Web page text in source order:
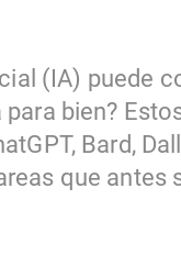
(IA) puede
bien?
Bard,
que antes